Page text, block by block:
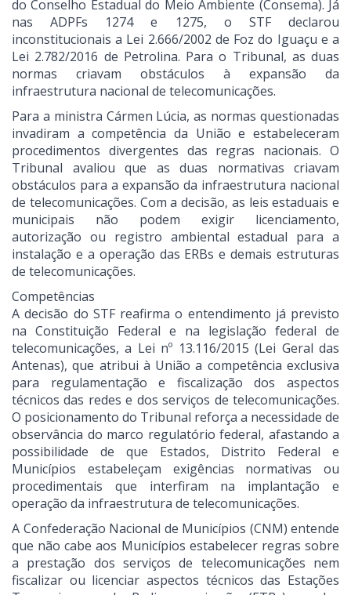
do Conselho Estadual do Meio Ambiente (Consema). Já
nas ADPFs 1274 e 1275, o STF declarou
inconstitucionais a Lei 2.666/2002 de Foz do Iguaçu e a
Lei 2.782/2016 de Petrolina. Para o Tribunal, as duas
normas criavam obstáculos à expansão da
infraestrutura nacional de telecomunicações.
Para a ministra Cármen Lúcia, as normas questionadas
invadiram a competência da União e estabeleceram
procedimentos divergentes das regras nacionais. O
Tribunal avaliou que as duas normativas criavam
obstáculos para a expansão da infraestrutura nacional
de telecomunicações. Com a decisão, as leis estaduais e
municipais não podem exigir licenciamento,
autorização ou registro ambiental estadual para a
instalação e a operação das ERBs e demais estruturas
de telecomunicações.
Competências
A decisão do STF reafirma o entendimento já previsto
na Constituição Federal e na legislação federal de
telecomunicações, a Lei nº 13.116/2015 (Lei Geral das
Antenas), que atribui à União a competência exclusiva
para regulamentação e fiscalização dos aspectos
técnicos das redes e dos serviços de telecomunicações.
O posicionamento do Tribunal reforça a necessidade de
observância do marco regulatório federal, afastando a
possibilidade de que Estados, Distrito Federal e
Municípios estabeleçam exigências normativas ou
procedimentais que interfiram na implantação e
operação da infraestrutura de telecomunicações.
A Confederação Nacional de Municípios (CNM) entende
que não cabe aos Municípios estabelecer regras sobre
a prestação dos serviços de telecomunicações nem
fiscalizar ou licenciar aspectos técnicos das Estações